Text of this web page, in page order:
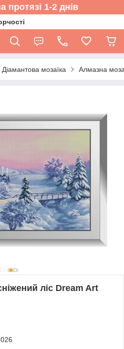
протязі 1-2 днів
Діамантова мозаїка Алмазна
ліс Dream Art